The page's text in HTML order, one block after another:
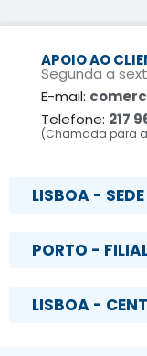
APOIO AO
Segunda a
E-mail:
Telefone: 217
(Chamada para a
LISBOA - SEDE
PORTO -
LISBOA -